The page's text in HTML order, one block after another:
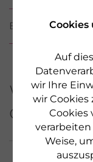
Cookies
Auf
wir Ihre
wir Cookies
Cookies
Weise,
BEWERTUNGEN
Weitere
dieser